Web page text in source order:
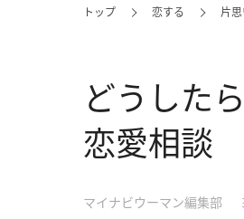
トップ 恋する 片
どうした
恋愛相談
マイナビウーマン編集部